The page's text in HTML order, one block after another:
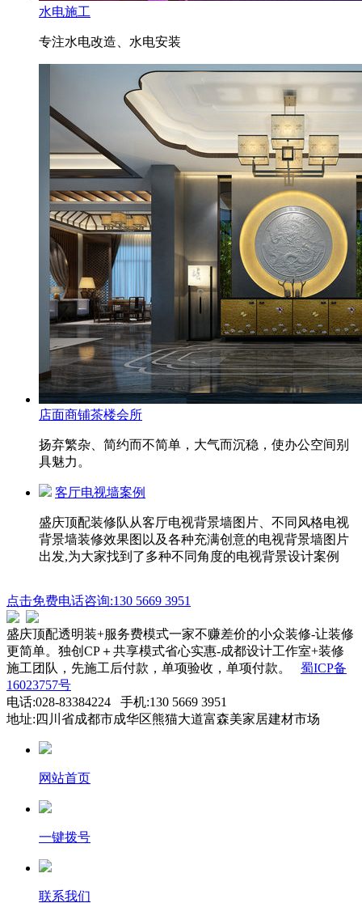
水电施工
专注水电改造、水电安装
店面商铺茶楼会所
扬弃繁杂、简约而不简单，大气而沉稳，使办公空间别
具魅力。
客厅电视墙案例
盛庆顶配装修队从客厅电视背景墙图片、不同风格电视
背景墙装修效果图以及各种充满创意的电视背景墙图片
出发,为大家找到了多种不同角度的电视背景设计案例
点击免费电话咨询:130 5669 3951
盛庆顶配透明装+服务费模式一家不赚差价的小众装修-让装修
更简单。独创CP＋共享模式省心实惠-成都设计工作室+装修
施工团队，先施工后付款，单项验收，单项付款。 蜀ICP备
16023757号
电话:028-83384224 手机:130 5669 3951
地址:四川省成都市成华区熊猫大道富森美家居建材市场
网站首页
一键拨号
联系我们